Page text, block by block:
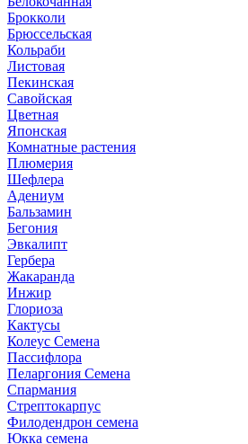
Брокколи
Брюссельская
Кольраби
Листовая
Пекинская
Савойская
Цветная
Японская
Комнатные растения
Плюмерия
Шефлера
Адениум
Бальзамин
Бегония
Эвкалипт
Гербера
Жакаранда
Инжир
Глориоза
Кактусы
Колеус Семена
Пассифлора
Пеларгония Семена
Спармания
Стрептокарпус
Филодендрон семена
Юкка семена